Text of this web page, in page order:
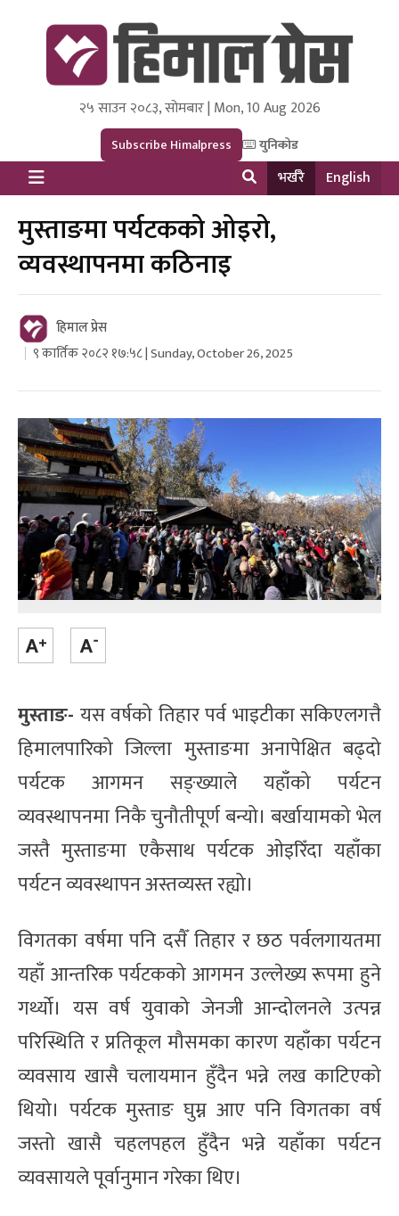
Himal Press
Dot NewsyNepal Media and Research Pvt Ltd.
२५ साउन २०८३, सोमबार | Mon, 10 Aug 2026
Subscribe Himalpress युनिकोड
भर्खरै English
मुस्ताङमा पर्यटकको ओइरो,
व्यवस्थापनमा कठिनाइ
हिमाल प्रेस
९ कार्तिक २०८२ १७:५८ | Sunday, October 26, 2025
मुस्ताङ- यस वर्षको तिहार पर्व भाइटीका सकिएलगत्तै
हिमालपारिको जिल्ला मुस्ताङमा अनापेक्षित बढ्दो
पर्यटक आगमन सङ्ख्याले यहाँको पर्यटन
व्यवस्थापनमा निकै चुनौतीपूर्ण बन्यो। बर्खायामको भेल
जस्तै मुस्ताङमा एकैसाथ पर्यटक ओइरिँदा यहाँका
पर्यटन व्यवस्थापन अस्तव्यस्त रह्यो।
विगतका वर्षमा पनि दसैँ तिहार र छठ पर्वलगायतमा
यहाँ आन्तरिक पर्यटकको आगमन उल्लेख्य रूपमा हुने
गर्थ्यो। यस वर्ष युवाको जेनजी आन्दोलनले उत्पन्न
परिस्थिति र प्रतिकूल मौसमका कारण यहाँका पर्यटन
व्यवसाय खासै चलायमान हुँदैन भन्ने लख काटिएको
थियो। पर्यटक मुस्ताङ घुम्न आए पनि विगतका वर्ष
जस्तो खासै चहलपहल हुँदैन भन्ने यहाँका पर्यटन
व्यवसायले पूर्वानुमान गरेका थिए।